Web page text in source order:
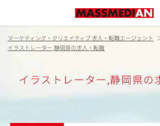
マーケティング・クリエイティブ 求人・転職エージェント
イラストレーター,静岡県の求人・転職
イラストレーター,静岡県の